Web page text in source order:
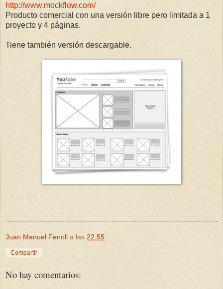
http://www.mockflow.com/
Producto comercial con una versión libre pero limitada a 1
proyecto y 4 páginas.
Tiene también versión descargable.
Juan Manuel Fenoll a las 22:55
Compartir
No hay comentarios: